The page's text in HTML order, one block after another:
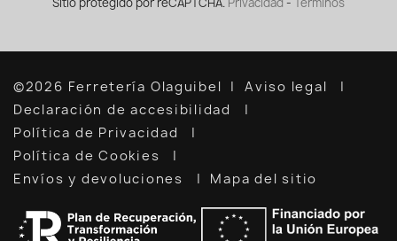
©2026 Ferretería Olaguibel
Aviso legal
Declaración de accesibilidad
Política de Privacidad
Política de Cookies
Envíos y devoluciones
Mapa del sitio